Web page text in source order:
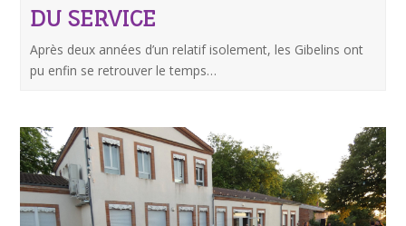
DU SERVICE
Après deux années d’un relatif isolement, les Gibelins ont
pu enfin se retrouver le temps…